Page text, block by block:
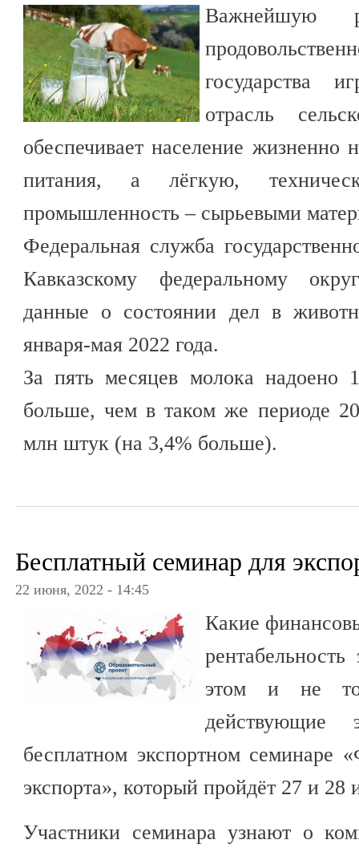
Важнейшую
государства
отрасль
обеспечивает население жизненно
питания, а лёгкую,
промышленность – сырьевыми
Федеральная служба
Кавказскому федеральному
данные о состоянии дел в
января-мая 2022 года.
За пять месяцев молока надоено
больше, чем в таком же периоде
млн штук (на 3,4% больше).
Бесплатный семинар для
22 июня, 2022 - 14:45
Какие
этом и не
действующие
бесплатном экспортном семинаре
экспорта», который пройдёт 27 и 28
Участники семинара узнают о